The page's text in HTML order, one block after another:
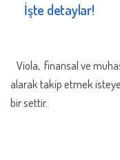
İşte detaylar!
Viola, finansal ve
alarak takip etmek
bir settir.